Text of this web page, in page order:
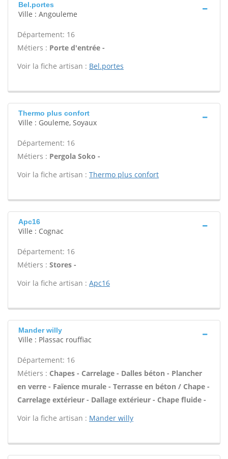
Bel.portes
Ville : Angouleme
Département: 16
Métiers : Porte d'entrée -
Voir la fiche artisan : Bel.portes
Thermo plus confort
Ville : Gouleme, Soyaux
Département: 16
Métiers : Pergola Soko -
Voir la fiche artisan : Thermo plus confort
Apc16
Ville : Cognac
Département: 16
Métiers : Stores -
Voir la fiche artisan : Apc16
Mander willy
Ville : Plassac rouffiac
Département: 16
Métiers : Chapes - Carrelage - Dalles béton - Plancher
en verre - Faïence murale - Terrasse en béton / Chape -
Carrelage extérieur - Dallage extérieur - Chape fluide -
Voir la fiche artisan : Mander willy